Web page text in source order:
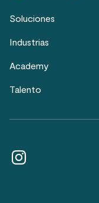
Soluciones
Industrias
Academy
Talento